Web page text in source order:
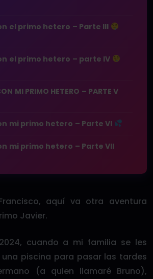
el primo hetero – Parte III
el primo hetero – parte IV
MI PRIMO HETERO – PARTE V
mi primo hetero – Parte VI
mi primo hetero – Parte VII
aquí va otra aventura
Javier.
cuando a mi familia se les
piscina para pasar las tardes
(a quien llamaré Bruno),